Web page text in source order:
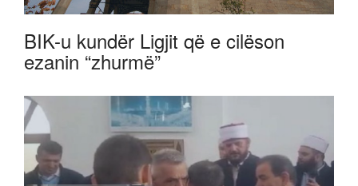
BIK-u kundër Ligjit që e cilëson
ezanin “zhurmë”